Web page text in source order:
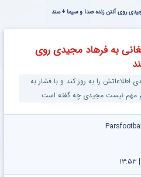
پی |
در ۴
و
عملکرد
گروه
اسنپ
در ۱۴۰۴
خوابی
میلیاردر
آموزش
رایگان
روی آنتن زنده صدا و سیما + سند
به فرهاد مجیدی روی
اطلاعاتش را به‌ روز کند و با فشار به
مهم نیست مجیدی چه گفته است